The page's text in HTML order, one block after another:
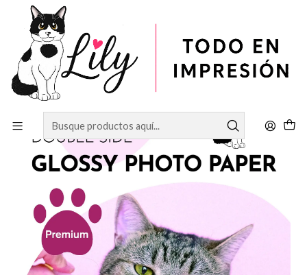
Inicio PAPELERÍA
Papel Fotográfico Doble Cara Glossy A4 200gr 50 Hojas